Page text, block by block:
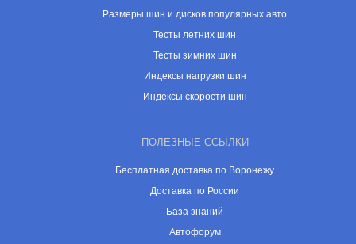
Размеры шин и дисков популярных авто
Тесты летних шин
Тесты зимних шин
Индексы нагрузки шин
Индексы скорости шин
ПОЛЕЗНЫЕ ССЫЛКИ
Бесплатная доставка по Воронежу
Доставка по России
База знаний
Автофорум